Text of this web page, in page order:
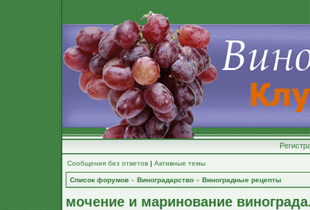
Сообщения без ответов | Активные темы
Список форумов » Виноградарство » Виноградные рецепты
мочение и маринование